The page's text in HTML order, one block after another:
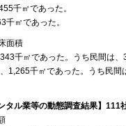
千㎡であった。
千㎡であった。
面積
千㎡であった。うち民間は、
1,265千㎡であった。うち民間
タル業等の動態調査結果】111